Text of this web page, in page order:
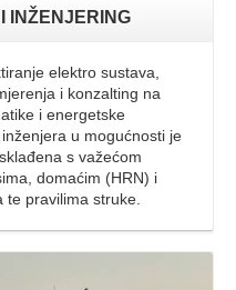
INŽENJERING
elektro sustava,
i konzalting na
i energetske
u mogućnosti je
s važećom
domaćim (HRN) i
pravilima struke.